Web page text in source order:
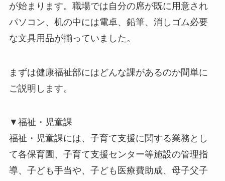
が始まります。職場では自分の席が既に用意され
パソコン、机の中には電卓、鉛筆、消しゴム必要
な文具用品が揃っていました。
まずは健康福祉部にはどんな課があるのか間単に
ご説明します。
▼福祉・児童課
福祉・児童課には、子育て支援に関する業務とし
て各保育園、子育て支援センター等施設の管理指
導、子ども手当や、子ども医療費助成、母子父子